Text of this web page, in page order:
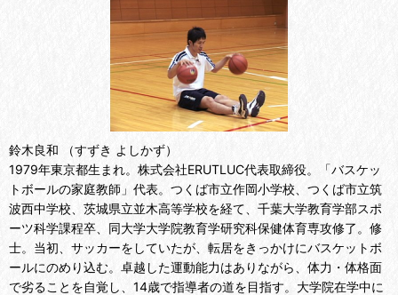
鈴木良和 （すずき よしかず）
1979年東京都生まれ。株式会社ERUTLUC代表取締役。「バスケッ
トボールの家庭教師」代表。つくば市立作岡小学校、つくば市立筑
波西中学校、茨城県立並木高等学校を経て、千葉大学教育学部スポ
ーツ科学課程卒、同大学大学院教育学研究科保健体育専攻修了。修
士。当初、サッカーをしていたが、転居をきっかけにバスケットボ
ールにのめり込む。卓越した運動能力はありながら、体力・体格面
で劣ることを自覚し、14歳で指導者の道を目指す。大学院在学中に